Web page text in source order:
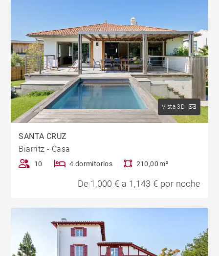
Vista 3D
SANTA CRUZ
Biarritz - Casa
10 4 dormitorios 210,00 m²
De 1,000 € a 1,143 € por noche